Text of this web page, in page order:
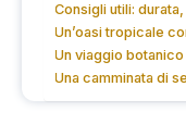
Consigli utili:
Un’oasi tropicale
Un viaggio
Una camminata di